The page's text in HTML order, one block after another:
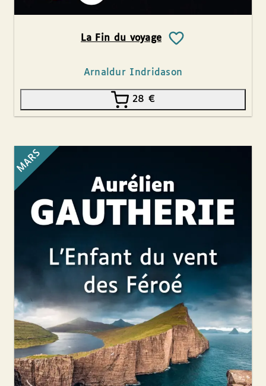
La Fin du voyage
Arnaldur Indridason
28 €
MARS